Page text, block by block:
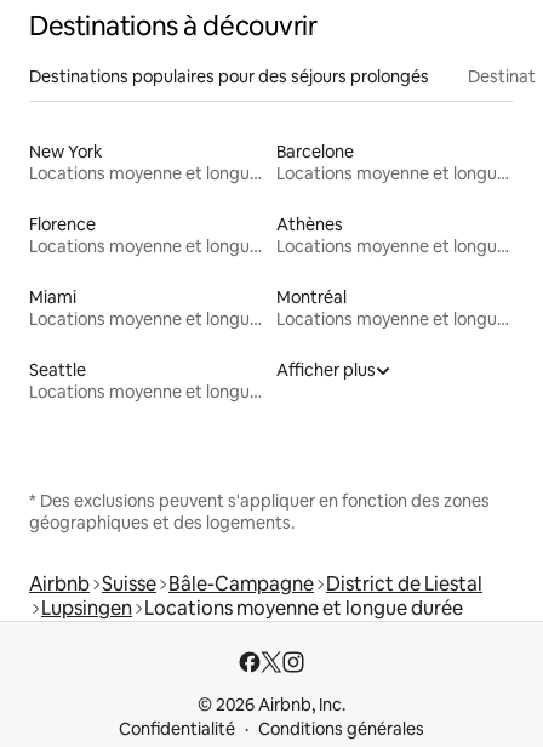
Destinations à découvrir
Destinations populaires pour des séjours prolongés
New York
Locations moyenne et longue durée
Barcelone
Locations moyenne et longue durée
Florence
Locations moyenne et longue durée
Athènes
Locations moyenne et longue durée
Miami
Locations moyenne et longue durée
Montréal
Locations moyenne et longue durée
Seattle
Locations moyenne et longue durée
Afficher plus
* Des exclusions peuvent s'appliquer en fonction des zones
géographiques et des logements.
Airbnb Suisse Bâle-Campagne District de Liestal
Lupsingen Locations moyenne et longue durée
© 2026 Airbnb, Inc.
Confidentialité
Conditions générales